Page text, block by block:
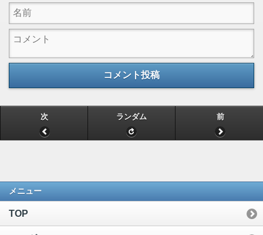
コメント投稿
次 ランダム 前
メニュー
TOP